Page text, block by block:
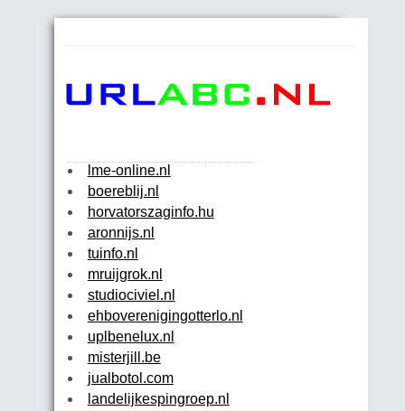
lme-online.nl
boereblij.nl
horvatorszaginfo.hu
aronnijs.nl
tuinfo.nl
mruijgrok.nl
studiociviel.nl
ehboverenigingotterlo.nl
uplbenelux.nl
misterjill.be
jualbotol.com
landelijkespingroep.nl